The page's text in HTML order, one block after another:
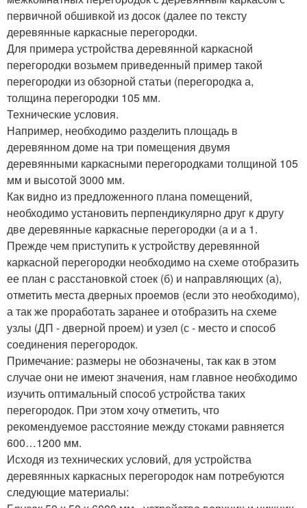
первичной обшивкой из досок (далее по тексту
деревянные каркасные перегородки.
Для примера устройства деревянной каркасной
перегородки возьмем приведенный пример такой
перегородки из обзорной статьи (перегородка а,
толщина перегородки 105 мм.
Технические условия.
Например, необходимо разделить площадь в
деревянном доме на три помещения двумя
деревянными каркасными перегородками толщиной 105
мм и высотой 3000 мм.
Как видно из предложенного плана помещений,
необходимо установить перпендикулярно друг к другу
две деревянные каркасные перегородки (а и а 1.
Прежде чем приступить к устройству деревянной
каркасной перегородки необходимо на схеме отобразить
ее план с расстановкой стоек (б) и направляющих (а),
отметить места дверных проемов (если это необходимо),
а так же проработать заранее и отобразить на схеме
узлы (ДП - дверной проем) и узел (с - место и способ
соединения перегородок.
Примечание: размеры не обозначены, так как в этом
случае они не имеют значения, нам главное необходимо
изучить оптимальный способ устройства таких
перегородок. При этом хочу отметить, что
рекомендуемое расстояние между стоками равняется
600…1200 мм.
Исходя из технических условий, для устройства
деревянных каркасных перегородок нам потребуются
следующие материалы: